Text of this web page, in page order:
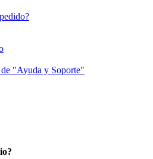
de "Ayuda y Soporte"